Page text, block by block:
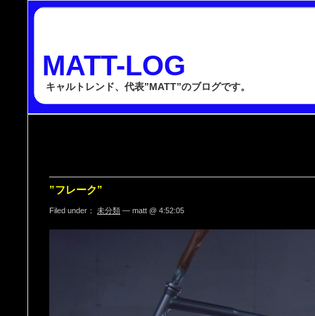
MATT-LOG
キャルトレンド、代表”MATT”のブログです。
”フレーク”
Filed under： 未分類 — matt @ 4:52:05